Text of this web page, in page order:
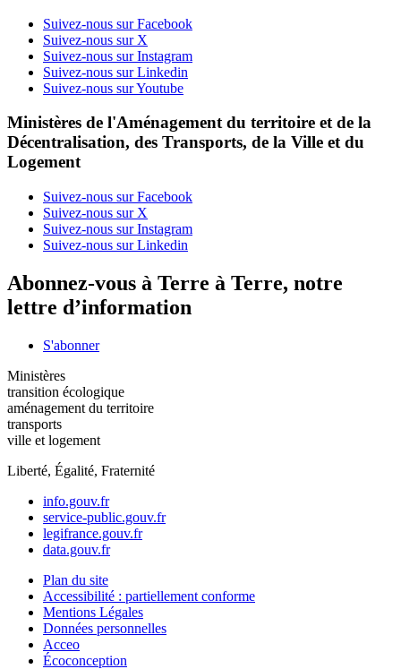
Suivez-nous sur Facebook
Suivez-nous sur X
Suivez-nous sur Instagram
Suivez-nous sur Linkedin
Suivez-nous sur Youtube
Ministères de l'Aménagement du territoire et de la
Décentralisation, des Transports, de la Ville et du
Logement
Suivez-nous sur Facebook
Suivez-nous sur X
Suivez-nous sur Instagram
Suivez-nous sur Linkedin
Abonnez-vous à Terre à Terre, notre
lettre d’information
S'abonner
Ministères
transition écologique
aménagement du territoire
transports
ville et logement
Liberté, Égalité, Fraternité
info.gouv.fr
service-public.gouv.fr
legifrance.gouv.fr
data.gouv.fr
Plan du site
Accessibilité : partiellement conforme
Mentions Légales
Données personnelles
Acceo
Écoconception